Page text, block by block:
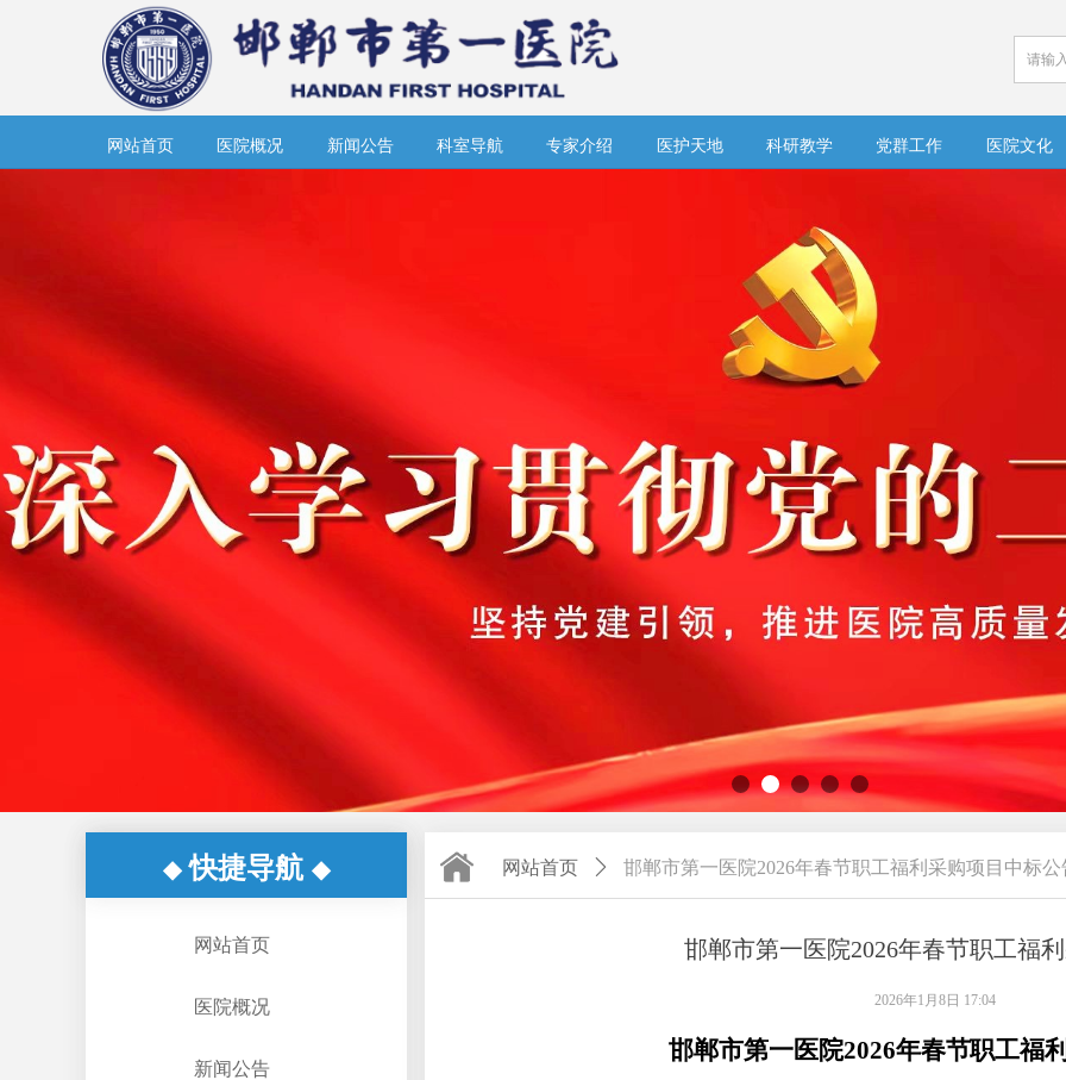
网站首页 医院概况 新闻公告 科室导航 专家介绍 医护天地 科研教学 党群工作 医院文化
邯郸市第一医院2026年春节职工福
邯郸市第一医院2026年春节职工福
2026年1月8日 17:04
网站首页 ꄲ 邯郸市第一医院2026年春节职工福利采购项目中标公
◆快捷导航 ◆
网站首页
医院概况
新闻公告